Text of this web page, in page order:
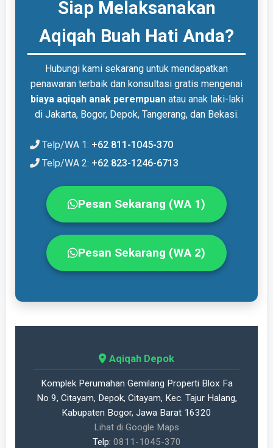
Siap Melaksanakan
Aqiqah Buah Hati Anda?
Hubungi kami sekarang untuk mendapatkan
penawaran terbaik dan konsultasi gratis mengenai
biaya aqiqah anak perempuanatau anak laki-laki
di Jakarta, Bogor, Depok, Tangerang, dan Bekasi.
Telp/WA 1: +62 811-1045-370
Telp/WA 2: +62 823-1246-6713
Pesan Sekarang (WA 1)
Pesan Sekarang (WA 2)
Aqiqah Depok
Komplek Perumahan Gemilang Properti Blox Fa
No 9, Citayam, Depok, Citayam, Kec. Tajur Halang,
Kabupaten Bogor, Jawa Barat 16320
Lihat di Google Maps
Telp: 0811-1045-370